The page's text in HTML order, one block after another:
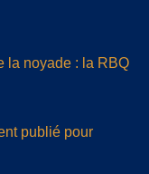
la noyade : la RBQ
publié pour